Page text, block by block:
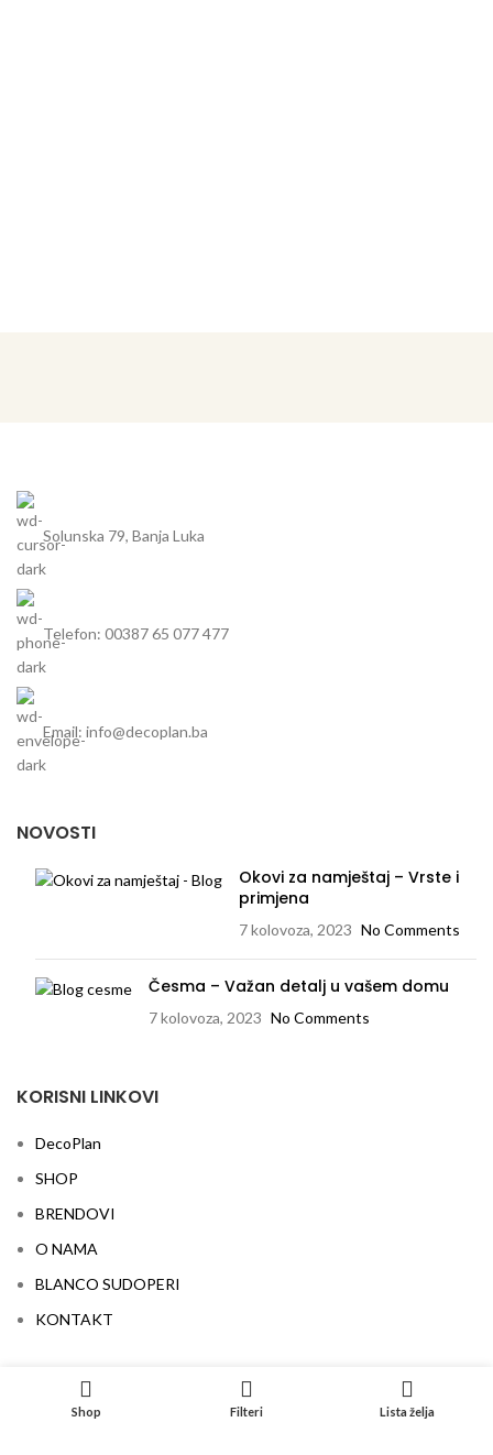
Solunska 79, Banja Luka
Telefon: 00387 65 077 477
Email: info@decoplan.ba
NOVOSTI
Okovi za namještaj – Vrste i
primjena
7 kolovoza, 2023 No Comments
Česma – Važan detalj u vašem domu
7 kolovoza, 2023 No Comments
KORISNI LINKOVI
DecoPlan
SHOP
BRENDOVI
O NAMA
BLANCO SUDOPERI
KONTAKT
LOKACIJA
Shop Filteri Lista želja